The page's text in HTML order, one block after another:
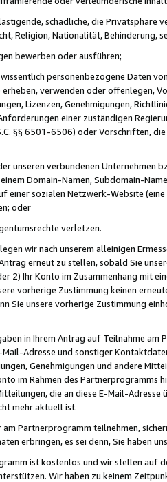
schädliche, die Privatsphäre
Religion, Nationalität, Behinderung,
bewerben oder ausführen;
personenbezogene Daten
verwenden oder offenlegen,
Lizenzen, Genehmigungen,
einer zuständigen
§§ 6501-6506) oder Vorschriften,
unseren verbundenen Unternehmen
Domain-Namen, Subdomain-
einer sozialen Netzwerk-Website
oder
verletzen.
wir nach unserem alleinigen
erneut zu stellen, sobald Sie
2) Ihr Konto im Zusammenhang mit
vorherige Zustimmung keinen
Sie unsere vorherige Zustimmung
in Ihrem Antrag auf Teilnahme
Mail-Adresse und sonstiger
Genehmigungen und andere
im Rahmen des Partnerprogramms
die an diese E-Mail-
mehr aktuell ist.
Partnerprogramm teilnehmen,
erbringen, es sei denn, Sie haben
ist kostenlos und wir stellen auf
Wir haben zu keinem